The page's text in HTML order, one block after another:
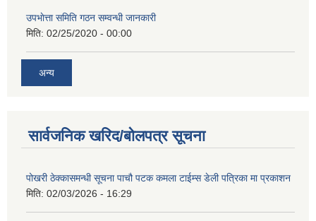
उपभाेत्ता समिति गठन सम्वन्धी जानकारी
मिति: 02/25/2020 - 00:00
अन्य
सार्वजनिक खरिद/बोलपत्र सूचना
पोखरी ठेक्कासमन्धी सूचना पाचौ पटक कमला टाईम्स डेली पत्रिका मा प्रकाशन
मिति: 02/03/2026 - 16:29